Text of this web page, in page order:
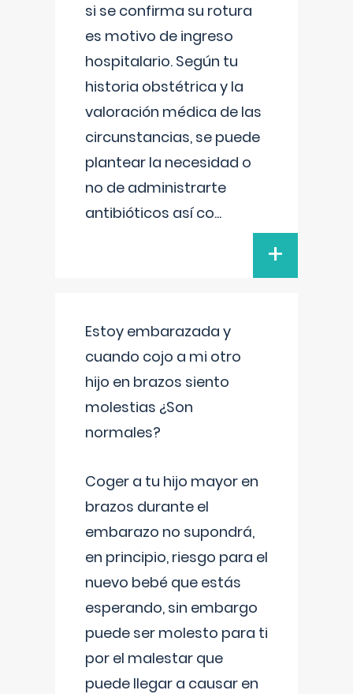
si se confirma su rotura
es motivo de ingreso
hospitalario. Según tu
historia obstétrica y la
valoración médica de las
circunstancias, se puede
plantear la necesidad o
no de administrarte
antibióticos así co...
+
Estoy embarazada y
cuando cojo a mi otro
hijo en brazos siento
molestias ¿Son
normales?
Coger a tu hijo mayor en
brazos durante el
embarazo no supondrá,
en principio, riesgo para el
nuevo bebé que estás
esperando, sin embargo
puede ser molesto para ti
por el malestar que
puede llegar a causar en